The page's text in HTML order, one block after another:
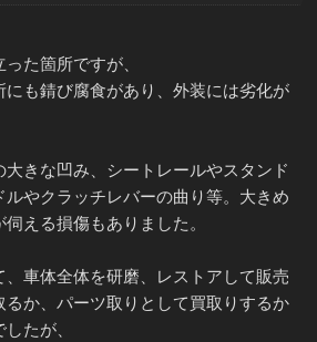
た箇所ですが、
も錆び腐食があり、外装には劣化が
きな凹み、シートレールやスタンド
やクラッチレバーの曲り等。大きめ
える損傷もありました。
車体全体を研磨、レストアして販売
か、パーツ取りとして買取りするか
たが、